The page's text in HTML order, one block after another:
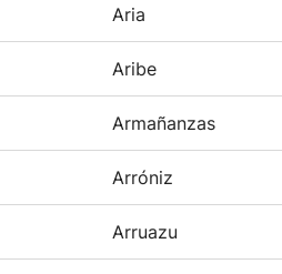
Aria
Aribe
Armañanzas
Arróniz
Arruazu